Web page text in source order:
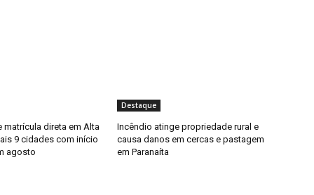
matrícula direta em Alta
9 cidades com início
agosto
Destaque
Incêndio atinge propriedade rural e
causa danos em cercas e pastagem
em Paranaíta